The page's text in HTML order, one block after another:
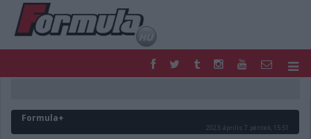
FORMULA
MOTOR
Formula+
2023. április 7. péntek, 15:51